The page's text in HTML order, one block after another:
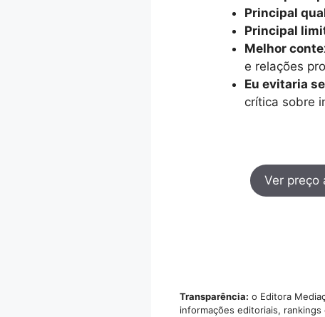
Principal
Principal
Melhor
e relações
Eu evitaria
crítica sobre
Ver preço
Transparência: o Editora
informações editoriais,